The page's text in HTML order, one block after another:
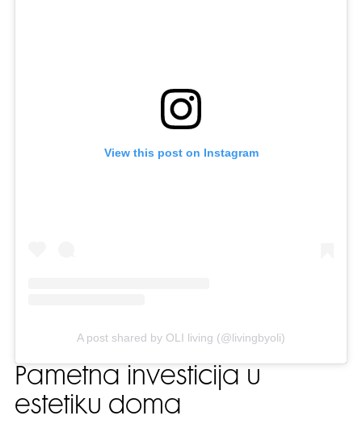
View this post on Instagram
A post shared by OLI living (@livingbyoli)
Pametna investicija u
estetiku doma